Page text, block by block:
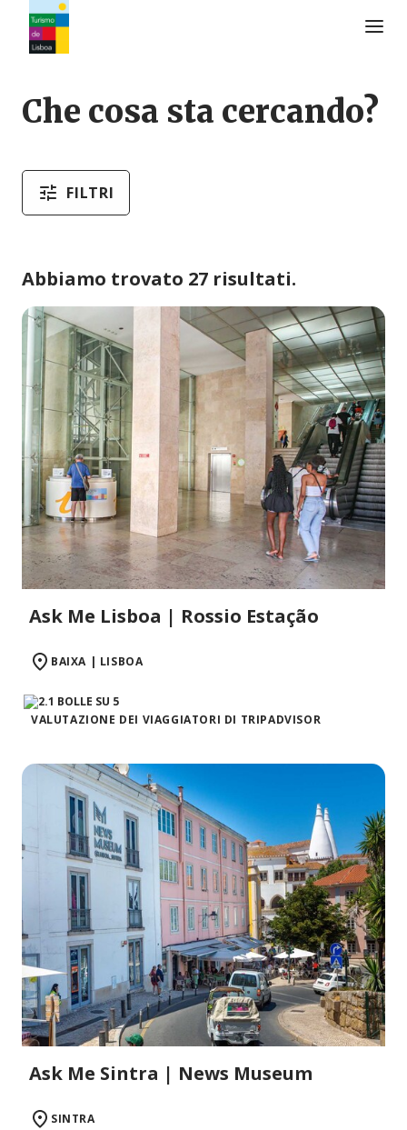
Che cosa sta cercando?
FILTRI
Abbiamo trovato 27 risultati.
Ask Me Lisboa | Rossio Estação
BAIXA | LISBOA
VALUTAZIONE DEI VIAGGIATORI DI TRIPADVISOR
Ask Me Sintra | News Museum
SINTRA